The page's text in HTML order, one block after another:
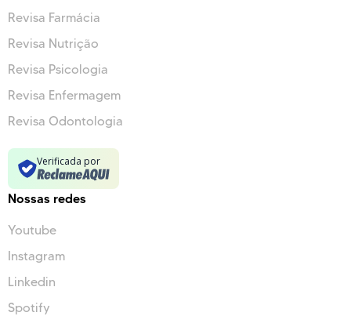
Revisa Farmácia
Revisa Nutrição
Revisa Psicologia
Revisa Enfermagem
Revisa Odontologia
Nossas redes
Verificada por
Youtube
Instagram
Linkedin
Spotify